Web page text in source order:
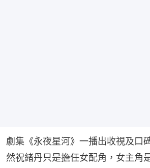
劇集《永夜星河》一播出收視及口
然祝緒丹只是擔任女配角，女主角